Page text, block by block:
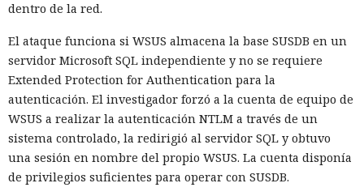
dentro de la red.
El ataque funciona si WSUS almacena la base SUSDB en un
servidor Microsoft SQL independiente y no se requiere
Extended Protection for Authentication para la
autenticación. El investigador forzó a la cuenta de equipo de
WSUS a realizar la autenticación NTLM a través de un
sistema controlado, la redirigió al servidor SQL y obtuvo
una sesión en nombre del propio WSUS. La cuenta disponía
de privilegios suficientes para operar con SUSDB.